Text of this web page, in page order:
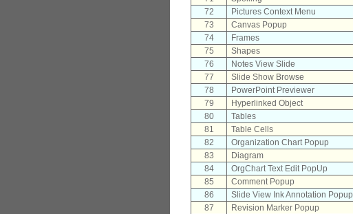
72
Pictures Context Menu
73
Canvas Popup
74
Frames
75
Shapes
76
Notes View Slide
77
Slide Show Browse
78
PowerPoint Previewer
79
Hyperlinked Object
80
Tables
81
Table Cells
82
Organization Chart Popup
83
Diagram
84
OrgChart Text Edit PopUp
85
Comment Popup
86
Slide View Ink Annotation Popup
87
Revision Marker Popup